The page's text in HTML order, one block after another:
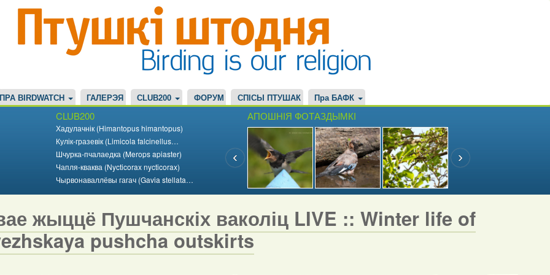
ПРА BIRDWATCH ГАЛЕРЭЯ CLUB200 ФОРУМ СПІСЫ ПТУШАК Пра БАФК
CLUB200
Хадулачнік (Himantopus himantopus)
Кулік-гразевік (Limicola falcinellus…
Шчурка-пчалаедка (Merops apiaster)
Чапля-кваква (Nycticorax nycticorax)
Чырвонаваллёвы гагач (Gavia stellata…
АПОШНІЯ ФОТАЗДЫМКІ
жыццё Пушчанскіх ваколіц LIVE :: Winter life of
pushcha outskirts